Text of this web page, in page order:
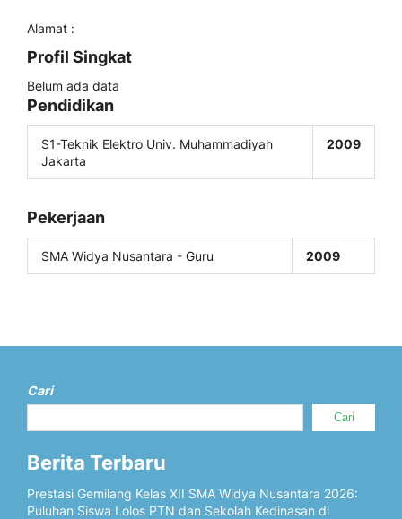
Alamat :
Profil Singkat
Belum ada data
Pendidikan
S1-Teknik Elektro Univ. Muhammadiyah
Jakarta
2009
Pekerjaan
SMA Widya Nusantara - Guru 2009
Cari
Cari
Berita Terbaru
Prestasi Gemilang Kelas XII SMA Widya Nusantara 2026:
Puluhan Siswa Lolos PTN dan Sekolah Kedinasan di